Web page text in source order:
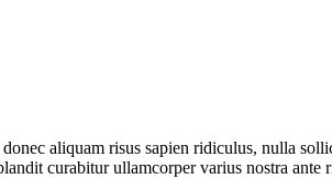
aliquam risus sapien ridiculus, nulla
curabitur ullamcorper varius nostra ante